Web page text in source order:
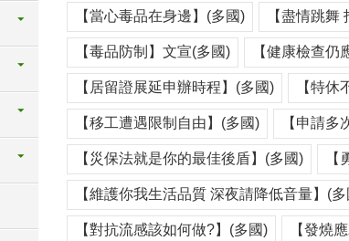
【當心毒品在身邊】(多國) 【盡情跳舞
【毒品防制】文宣(多國) 【健康檢查仍
【居留證展延申辦時程】(多國) 【特
【移工遭遇限制自由】(多國) 【申請多
【災保法就是你的最佳後盾】(多國)
【維護你我生活品質 深夜請降低音量】(
【對抗流感該如何做?】(多國) 【發燒